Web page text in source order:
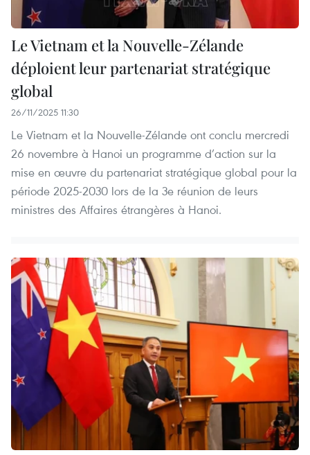
Le Vietnam et la Nouvelle-Zélande
déploient leur partenariat stratégique
global
26/11/2025 11:30
Le Vietnam et la Nouvelle-Zélande ont conclu mercredi
26 novembre à Hanoi un programme d’action sur la
mise en œuvre du partenariat stratégique global pour la
période 2025-2030 lors de la 3e réunion de leurs
ministres des Affaires étrangères à Hanoi.